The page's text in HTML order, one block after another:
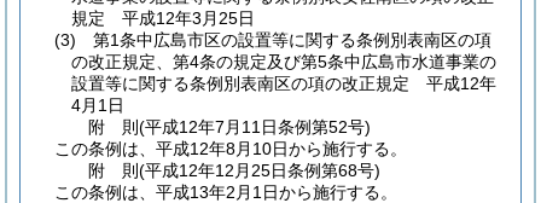
規定 平成12年3月25日
(3)
第1条中広島市区の設置等に関する条例別表南区の項
の改正規定、第4条の規定及び第5条中広島市水道事業の
設置等に関する条例別表南区の項の改正規定 平成12年
4月1日
附 則(平成12年7月11日条例第52号)
この条例は、平成12年8月10日から施行する。
附 則(平成12年12月25日条例第68号)
この条例は、平成13年2月1日から施行する。